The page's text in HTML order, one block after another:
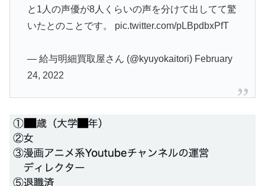
と1人の声優が8人くらいの声を分けて出してて驚
いたとのことです。 pic.twitter.com/pLBpdbxPfT
— 給与明細買取屋さん (@kyuyokaitori) February
24, 2022